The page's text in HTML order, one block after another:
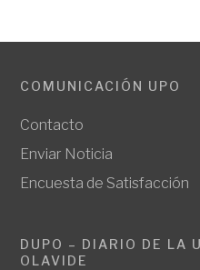
COMUNICACIÓN UPO
Contacto
Enviar Noticia
Encuesta de Satisfacción
DUPO – DIARIO DE LA
OLAVIDE